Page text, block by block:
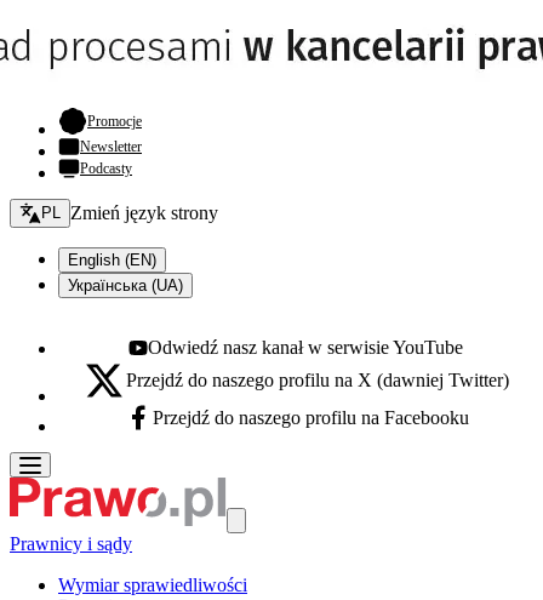
Promocje- otwiera się w nowej karcie
Newsletter
Podcasty
Zmień język - bieżący:
PL Zmień język strony
English (EN)
Українська (UA)
Youtube - otwiera się w nowej karcie
Odwiedź nasz kanał w serwisie YouTube
X - otwiera się w nowej karcie
Przejdź do naszego profilu na X (dawniej Twitter)
Facebook - otwiera się w nowej karcie
Przejdź do naszego profilu na Facebooku
Prawnicy i sądy
Wymiar sprawiedliwości